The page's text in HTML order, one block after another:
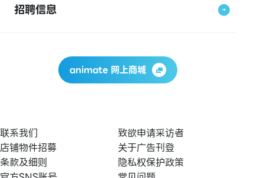
招聘信息
animate 网上商城
联系我们
致欲申请采访者
店铺物件招募
关于广告刊登
条款及细则
隐私权保护政策